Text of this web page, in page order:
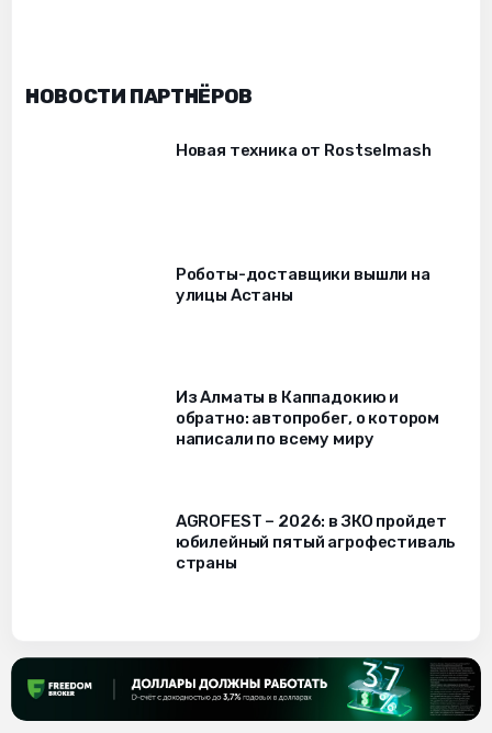
НОВОСТИ ПАРТНЁРОВ
Новая техника от Rostselmash
Роботы-доставщики вышли на
улицы Астаны
Из Алматы в Каппадокию и
обратно: автопробег, о котором
написали по всему миру
AGROFEST – 2026: в ЗКО пройдет
юбилейный пятый агрофестиваль
страны